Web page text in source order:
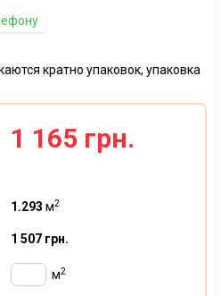
кратно упаковок, упаковка
1 165 грн.
1.293 м2
1 507 грн.
м2